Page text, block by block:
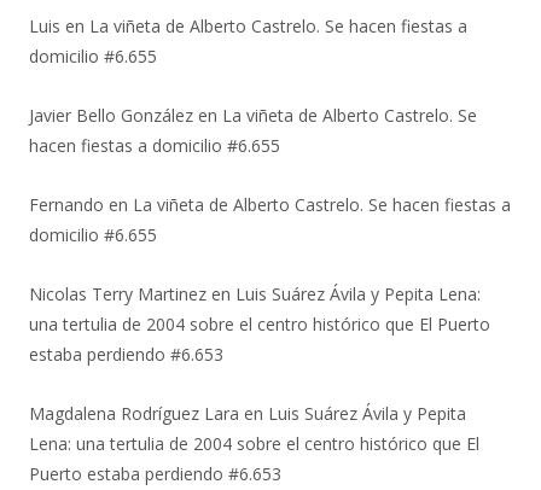
Luis en La viñeta de Alberto Castrelo. Se hacen fiestas a
domicilio #6.655
Javier Bello González en La viñeta de Alberto Castrelo. Se
hacen fiestas a domicilio #6.655
Fernando en La viñeta de Alberto Castrelo. Se hacen fiestas a
domicilio #6.655
Nicolas Terry Martinez en Luis Suárez Ávila y Pepita Lena:
una tertulia de 2004 sobre el centro histórico que El Puerto
estaba perdiendo #6.653
Magdalena Rodríguez Lara en Luis Suárez Ávila y Pepita
Lena: una tertulia de 2004 sobre el centro histórico que El
Puerto estaba perdiendo #6.653